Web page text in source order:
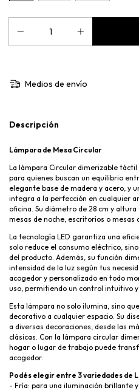
Medios de envío
Descripción
Lámpara de Mesa Circular
La lámpara Circular dimerizable
para quienes buscan un equilibrio
elegante base de madera y acero, y
integra a la perfección en cualquier
oficina. Su diámetro de 28 cm y
mesas de noche, escritorios o mesas
La tecnología LED garantiza una
solo reduce el consumo eléctrico,
del producto. Además, su función
intensidad de la luz según tus
acogedor y personalizado en todo
uso, permitiendo un control intuitivo y
Esta lámpara no solo ilumina, sino
decorativo a cualquier espacio. Su
a diversas decoraciones, desde las
clásicas. Con la lámpara circular
hogar o lugar de trabajo puede
acogedor.
Podés elegir entre 3 variedades de
- Fría: para una iluminación brillante